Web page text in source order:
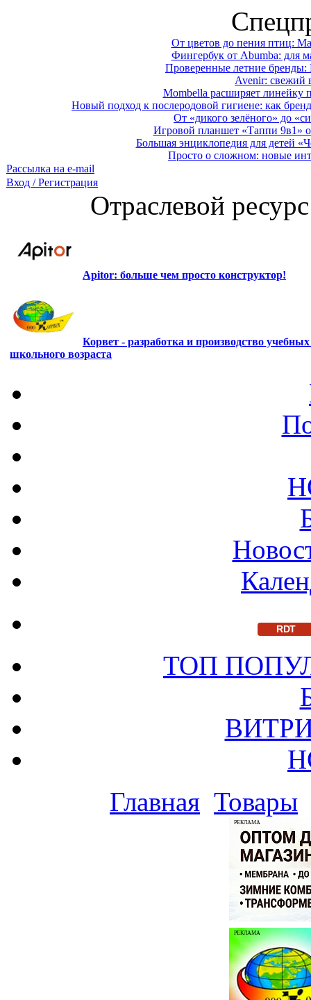
От цветов до пения птиц:
Фингербук от Abumba: для
Проверенные летние
Avenir: свежий
Mombella расширяет линейку
Новый подход к послеродовой гигиене: как
От «дикого зелёного» до
Игровой планшет «Таппи 9в1»
Большая энциклопедия для детей
Просто о сложном: новые
Рассылка на e-mail
Вход / Регистрация
Отраслевой
Apitor: больше чем просто конструктор!
Корвет - разработка и производство
школьного возраста
RDT
ТОП
Главная Товары
РЕКЛАМА
РЕКЛАМА